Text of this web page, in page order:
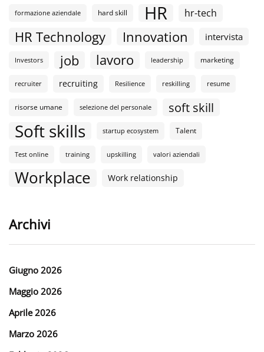
formazione aziendale hard skill HR hr-tech
HR Technology Innovation intervista
Investors job lavoro leadership marketing
recruiter recruiting Resilience reskilling resume
risorse umane selezione del personale soft skill
Soft skills startup ecosystem Talent
Test online training upskilling valori aziendali
Workplace Work relationship
Archivi
Giugno 2026
Maggio 2026
Aprile 2026
Marzo 2026